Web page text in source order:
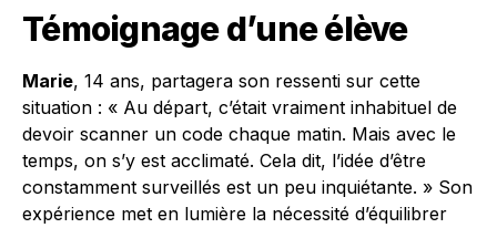
Témoignage d’une élève
Marie, 14 ans, partagera son ressenti sur cette
situation : « Au départ, c’était vraiment inhabituel de
devoir scanner un code chaque matin. Mais avec le
temps, on s’y est acclimaté. Cela dit, l’idée d’être
constamment surveillés est un peu inquiétante. » Son
expérience met en lumière la nécessité d’équilibrer